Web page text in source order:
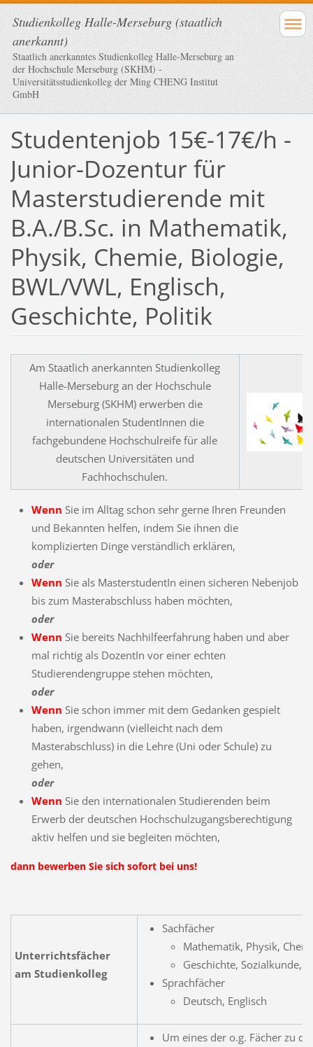
Studienkolleg Halle-Merseburg (staatlich
anerkannt)
Staatlich anerkanntes Studienkolleg Halle-Merseburg an
der Hochschule Merseburg (SKHM) -
Universitätsstudienkolleg der Ming CHENG Institut
GmbH
Studentenjob 15€-17€/h -
Junior-Dozentur für
Masterstudierende mit
B.A./B.Sc. in Mathematik,
Physik, Chemie, Biologie,
BWL/VWL, Englisch,
Geschichte, Politik
Am Staatlich anerkannten Studienkolleg
Halle-Merseburg an der Hochschule
Merseburg (SKHM) erwerben die
internationalen StudentInnen die
fachgebundene Hochschulreife für alle
deutschen Universitäten und
Fachhochschulen.
Wenn Sie im Alltag schon sehr gerne Ihren Freunden
und Bekannten helfen, indem Sie ihnen die
komplizierten Dinge verständlich erklären,
oder
Wenn Sie als MasterstudentIn einen sicheren Nebenjob
bis zum Masterabschluss haben möchten,
oder
Wenn Sie bereits Nachhilfeerfahrung haben und aber
mal richtig als DozentIn vor einer echten
Studierendengruppe stehen möchten,
oder
Wenn Sie schon immer mit dem Gedanken gespielt
haben, irgendwann (vielleicht nach dem
Masterabschluss) in die Lehre (Uni oder Schule) zu
gehen,
oder
Wenn Sie den internationalen Studierenden beim
Erwerb der deutschen Hochschulzugangsberechtigung
aktiv helfen und sie begleiten möchten,
dann bewerben Sie sich sofort bei uns!
Unterrichtsfächer
am Studienkolleg
Sachfächer
Mathematik, Physik,
Geschichte, Sozialkunde,
Sprachfächer
Deutsch, Englisch
Um eines der o.g. Fächer zu